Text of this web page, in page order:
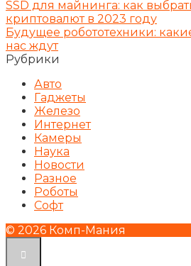
SSD для майнинга: как
криптовалют в 2023 году
Будущее робототехники:
нас ждут
Рубрики
Авто
Гаджеты
Железо
Интернет
Камеры
Наука
Новости
Разное
Роботы
Софт
© 2026 Комп-Мания